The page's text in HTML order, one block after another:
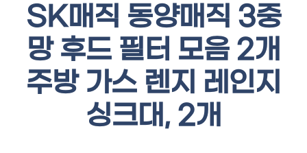
SK매직 동양매직 3중
망 후드 필터 모음 2개
주방 가스 렌지 레인지
싱크대, 2개